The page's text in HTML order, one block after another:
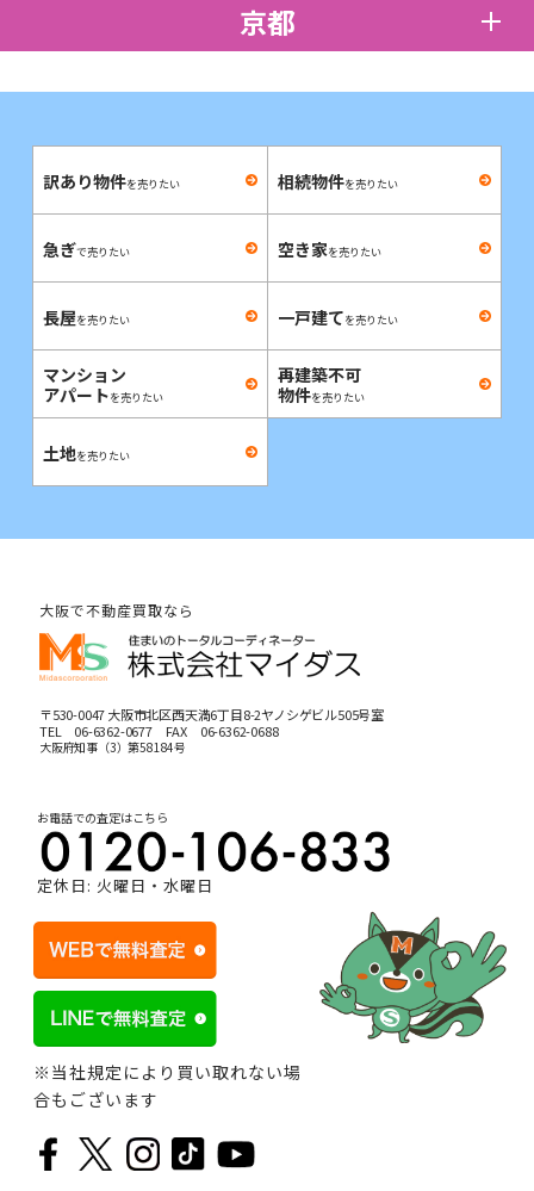
京都
訳あり物件を売りたい 相続物件を売りたい
急ぎで売りたい 空き家を売りたい
長屋を売りたい 一戸建てを売りたい
マンション
アパートを売りたい
再建築不可
物件を売りたい
土地を売りたい
大阪で不動産買取なら
〒530-0047 大阪市北区西天満6丁目8-2ヤノシゲビル505号室
TEL 06-6362-0677FAX 06-6362-0688
大阪府知事（3）第58184号
お電話での査定はこちら
定休日: 火曜日・水曜日
※当社規定により買い取れない場
合もございます